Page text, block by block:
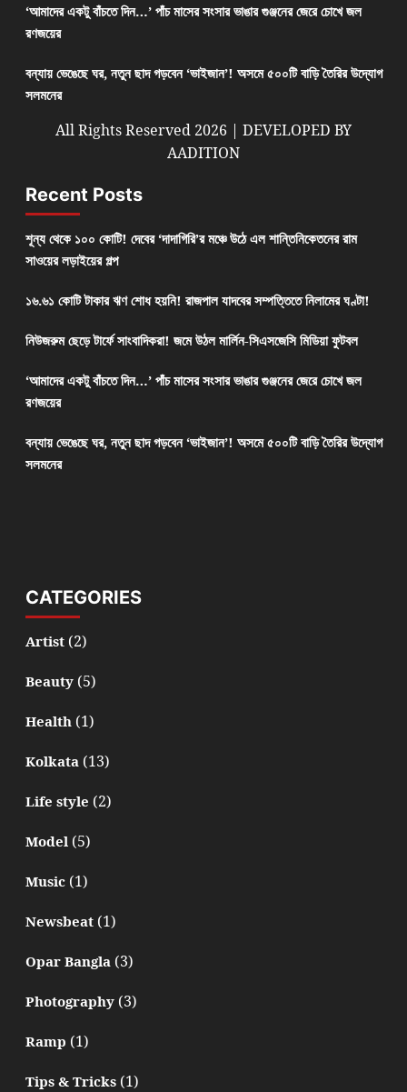
‘আমাদের একটু বাঁচতে দিন…’ পাঁচ মাসের সংসার ভাঙার গুঞ্জনের জেরে চোখে জল
রণজয়ের
বন্যায় ভেঙেছে ঘর, নতুন ছাদ গড়বেন ‘ভাইজান’! অসমে ৫০০টি বাড়ি তৈরির উদ্যোগ
সলমনের
All Rights Reserved 2026 | DEVELOPED BY
AADITION
Recent Posts
শূন্য থেকে ১০০ কোটি! দেবের ‘দাদাগিরি’র মঞ্চে উঠে এল শান্তিনিকেতনের রাম
সাওয়ের লড়াইয়ের গল্প
১৬.৬১ কোটি টাকার ঋণ শোধ হয়নি! রাজপাল যাদবের সম্পত্তিতে নিলামের ঘণ্টা!
নিউজরুম ছেড়ে টার্ফে সাংবাদিকরা! জমে উঠল মার্লিন-সিএসজেসি মিডিয়া ফুটবল
‘আমাদের একটু বাঁচতে দিন…’ পাঁচ মাসের সংসার ভাঙার গুঞ্জনের জেরে চোখে জল
রণজয়ের
বন্যায় ভেঙেছে ঘর, নতুন ছাদ গড়বেন ‘ভাইজান’! অসমে ৫০০টি বাড়ি তৈরির উদ্যোগ
সলমনের
CATEGORIES
Artist(2)
Beauty(5)
Health(1)
Kolkata(13)
Life style (2)
Model(5)
Music(1)
Newsbeat(1)
Opar Bangla(3)
Photography(3)
Ramp (1)
Tips & Tricks(1)